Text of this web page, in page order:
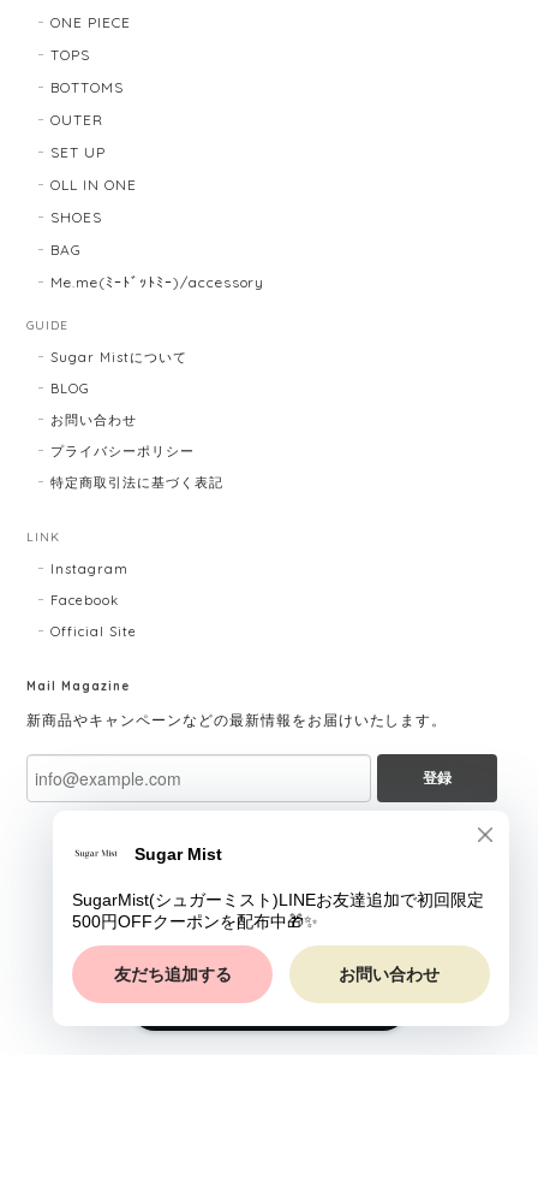
ONE PIECE
TOPS
BOTTOMS
OUTER
SET UP
OLL IN ONE
SHOES
BAG
Me.me(ﾐｰﾄﾞｯﾄﾐｰ)/accessory
GUIDE
Sugar Mistについて
BLOG
お問い合わせ
プライバシーポリシー
特定商取引法に基づく表記
LINK
Instagram
Facebook
Official Site
Mail Magazine
新商品やキャンペーンなどの最新情報をお届けいたします。
登録
ショップに質問する